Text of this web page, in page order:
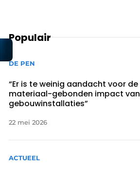
Populair
DE PEN
“Er is te weinig aandacht voor de
materiaal-gebonden impact van
gebouwinstallaties”
22 mei 2026
ACTUEEL